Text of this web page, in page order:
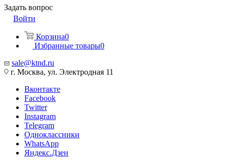
Задать вопрос
Войти
Корзина0
Избранные товары0
sale@ktnd.ru
г. Москва, ул. Электродная 11
Вконтакте
Facebook
Twitter
Instagram
Telegram
Одноклассники
WhatsApp
Яндекс.Дзен